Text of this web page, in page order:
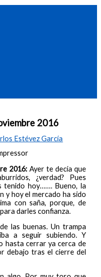
2016
Estévez García
2016:Ayer te decía que
¿verdad? Pues
tenido hoy……. Bueno, la
y hoy el mercado ha sido
con saña, porque, de
darles confianza.
las buenas. Un trampa
a seguir subiendo. Y
hasta cerrar ya cerca de
debajo tras el cierre del